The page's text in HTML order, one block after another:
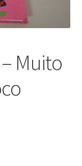
Muito